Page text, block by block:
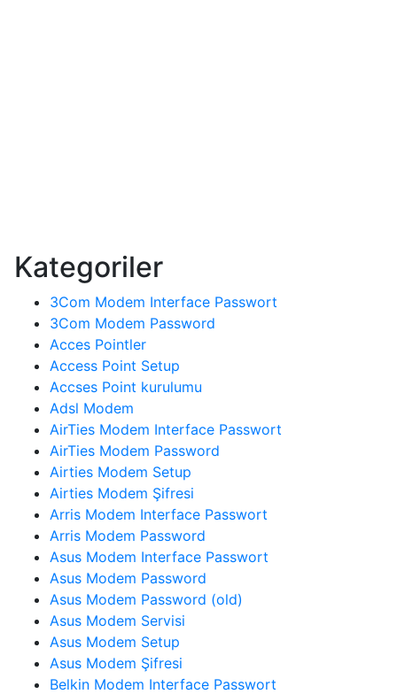
Kategoriler
3Com Modem Interface Passwort
3Com Modem Password
Acces Pointler
Access Point Setup
Accses Point kurulumu
Adsl Modem
AirTies Modem Interface Passwort
AirTies Modem Password
Airties Modem Setup
Airties Modem Şifresi
Arris Modem Interface Passwort
Arris Modem Password
Asus Modem Interface Passwort
Asus Modem Password
Asus Modem Password (old)
Asus Modem Servisi
Asus Modem Setup
Asus Modem Şifresi
Belkin Modem Interface Passwort